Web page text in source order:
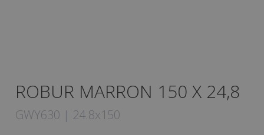
ROBUR MARRON 150 X 24,8
GWY630 | 24.8x150